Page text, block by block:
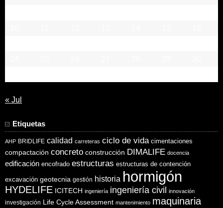
« Jul
Etiquetas
AHP BRIDLIFE calidad carreteras ciclo de vida cimentaciones
compactación concreto construcción DIMALIFE docencia
edificación encofrado estructuras estructuras de contención
excavación geotecnia gestión historia hormigón
HYDELIFE ICITECH ingeniería ingeniería civil innovación
investigación Life Cycle Assessment mantenimiento maquinaria